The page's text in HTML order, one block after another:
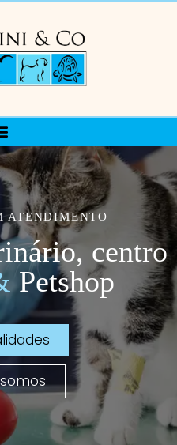
ATENDIMENTO
centro
Petshop